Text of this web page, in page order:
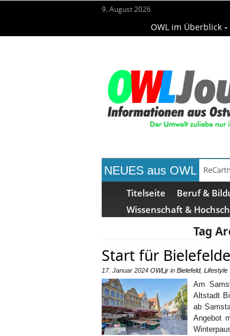
9. August 2026
OWL im Überblick
NEUES aus OWL
Titelseite Beruf &
Wissenschaft &
Tag
Start für
17. Januar 2024 OWLjr in Bielefeld, Lifestyle
Am
Altstadt
ab
Angebot